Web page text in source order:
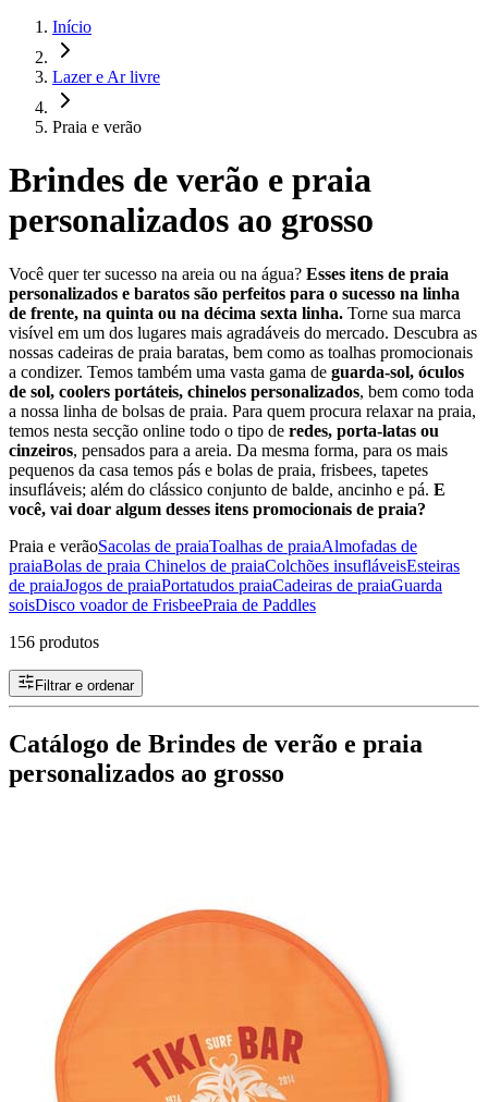
Início
Lazer e Ar livre
Praia e verão
Brindes de verão e praia
personalizados ao grosso
Você quer ter sucesso na areia ou na água? Esses itens de praia
personalizados e baratos são perfeitos para o sucesso na linha
de frente, na quinta ou na décima sexta linha. Torne sua marca
visível em um dos lugares mais agradáveis do mercado. Descubra as
nossas cadeiras de praia baratas, bem como as toalhas promocionais
a condizer. Temos também uma vasta gama de guarda-sol, óculos
de sol, coolers portáteis, chinelos personalizados, bem como toda
a nossa linha de bolsas de praia. Para quem procura relaxar na praia,
temos nesta secção online todo o tipo de redes, porta-latas ou
cinzeiros, pensados para a areia. Da mesma forma, para os mais
pequenos da casa temos pás e bolas de praia, frisbees, tapetes
insufláveis; além do clássico conjunto de balde, ancinho e pá. E
você, vai doar algum desses itens promocionais de praia?
Praia e verãoSacolas de praiaToalhas de praiaAlmofadas de
praiaBolas de praia Chinelos de praiaColchões insufláveisEsteiras
de praiaJogos de praiaPortatudos praiaCadeiras de praiaGuarda
soisDisco voador de FrisbeePraia de Paddles
156 produtos
Filtrar e ordenar
Catálogo de Brindes de verão e praia
personalizados ao grosso